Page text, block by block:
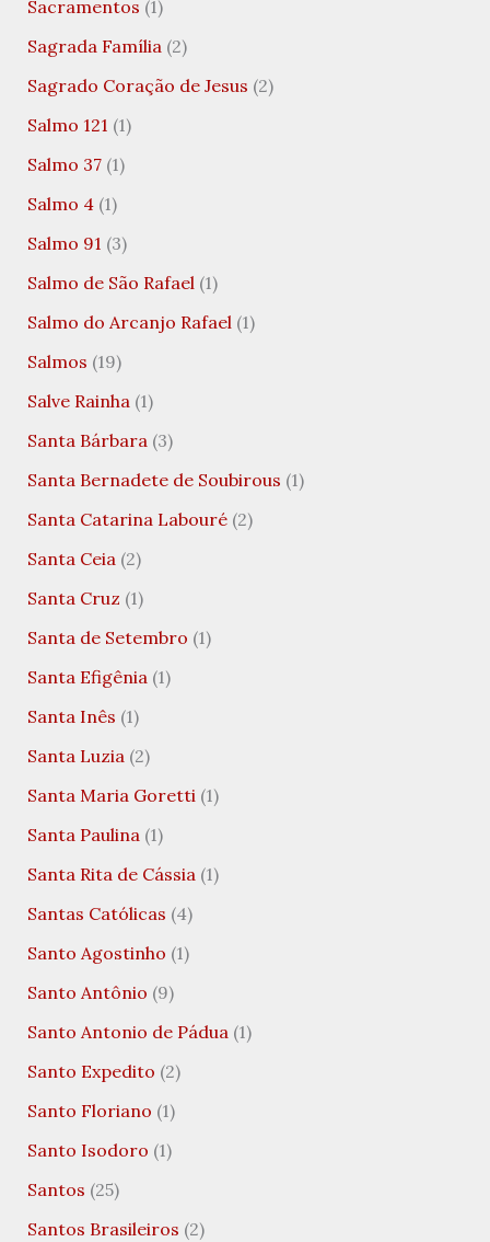
Sacramentos (1)
Sagrada Família(2)
Sagrado Coração de Jesus (2)
Salmo 121 (1)
Salmo 37(1)
Salmo 4(1)
Salmo 91 (3)
Salmo de São Rafael(1)
Salmo do Arcanjo Rafael(1)
Salmos (19)
Salve Rainha(1)
Santa Bárbara(3)
Santa Bernadete de Soubirous (1)
Santa Catarina Labouré(2)
Santa Ceia(2)
Santa Cruz (1)
Santa de Setembro (1)
Santa Efigênia(1)
Santa Inês (1)
Santa Luzia(2)
Santa Maria Goretti(1)
Santa Paulina(1)
Santa Rita de Cássia(1)
Santas Católicas (4)
Santo Agostinho (1)
Santo Antônio (9)
Santo Antonio de Pádua(1)
Santo Expedito (2)
Santo Floriano (1)
Santo Isodoro (1)
Santos (25)
Santos Brasileiros (2)